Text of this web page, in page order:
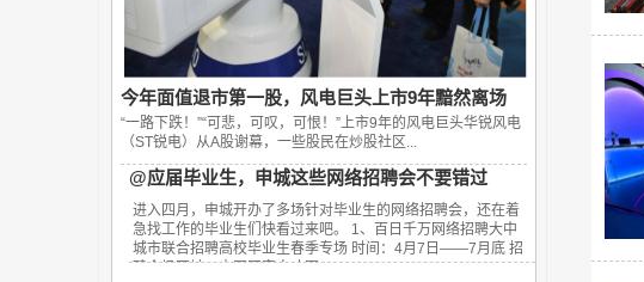
今年面值退市第一股，风电巨头上市9年黯然离场
“一路下跌！”“可悲，可叹，可恨！”上市9年的风电巨头华锐风电
（ST锐电）从A股谢幕，一些股民在炒股社区...
@应届毕业生，申城这些网络招聘会不要错过
进入四月，申城开办了多场针对毕业生的网络招聘会，还在着
急找工作的毕业生们快看过来吧。 1、百日千万网络招聘大中
城市联合招聘高校毕业生春季专场 时间：4月7日——7月底 招
聘会场网址：中国国家人才网...